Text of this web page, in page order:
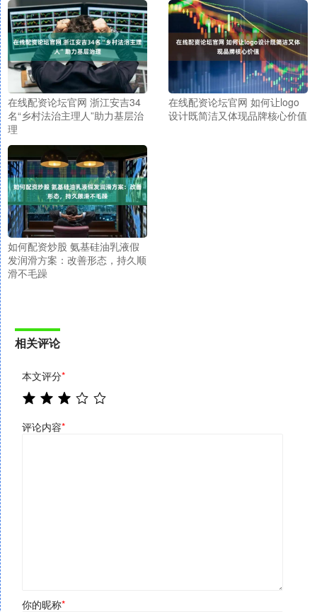
在线配资论坛官网 浙江安吉34
名“乡村法治主理人”助力基层治
理
在线配资论坛官网 如何让logo
设计既简洁又体现品牌核心价值
如何配资炒股 氨基硅油乳液假
发润滑方案：改善形态，持久顺
滑不毛躁
相关评论
本文评分*
评论内容*
你的昵称*